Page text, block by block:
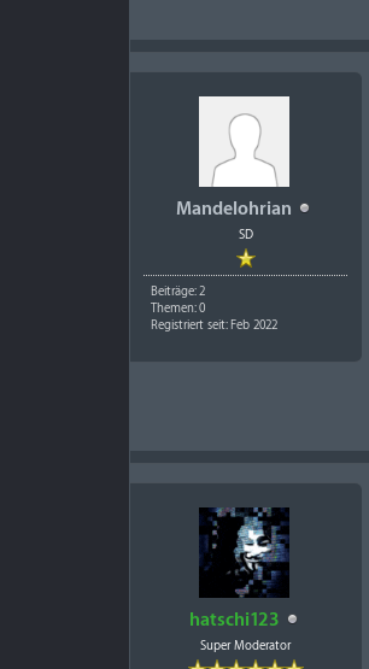
Mandelohrian
SD
Beiträge: 2
Themen: 0
Registriert seit: Feb 2022
hatschi123
Super Moderator